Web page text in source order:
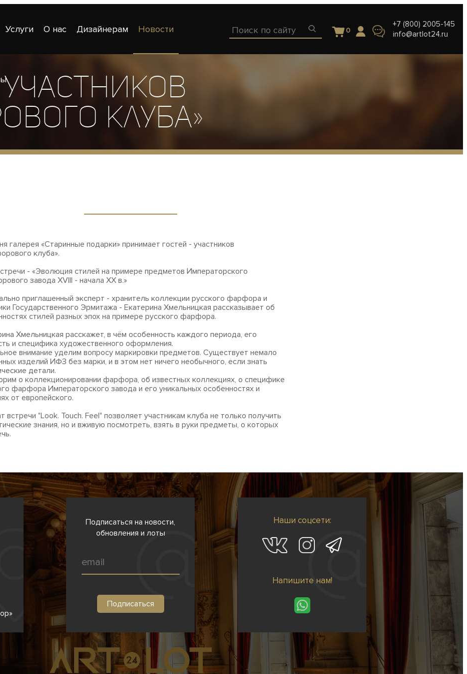
Услуги О нас Дизайнерам Новости 0
+7 (800) 2005-145
info@artlot24.ru
клуба»
галерея «Старинные подарки» принимает гостей - участников
клуба».
- «Эволюция стилей на примере предметов Императорского
завода XVIII - начала XX в.»
приглашенный эксперт - хранитель коллекции русского фарфора и
Государственного Эрмитажа - Екатерина Хмельницкая рассказывает об
стилей разных эпох на примере русского фарфора.
Хмельницкая расскажет, в чём особенность каждого периода, его
и специфика художественного оформления.
внимание уделим вопросу маркировки предметов. Существует немало
изделий ИФЗ без марки, и в этом нет ничего необычного, если знать
детали.
о коллекционировании фарфора, об известных коллекциях, о специфике
фарфора Императорского завода и его уникальных особенностях и
от европейского.
встречи "Look. Touch. Feel" позволяет участникам клуба не только получить
знания, но и вживую посмотреть, взять в руки предметы, о которых
Подписаться на новости,
обновления и лоты
Наши соцсети:
Напишите нам!